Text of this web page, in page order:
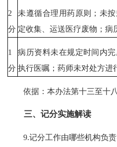
2
分
未遵循合理用药原则；未
定收集、运送医疗废物；病
1
分
病历资料未在规定时间内
执行医嘱；药师未对处方进
依据：本办法第十三至十
三、记分实施解读
9.记分工作由哪些机构负责